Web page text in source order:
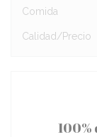
Comida
Calidad/Precio
100%